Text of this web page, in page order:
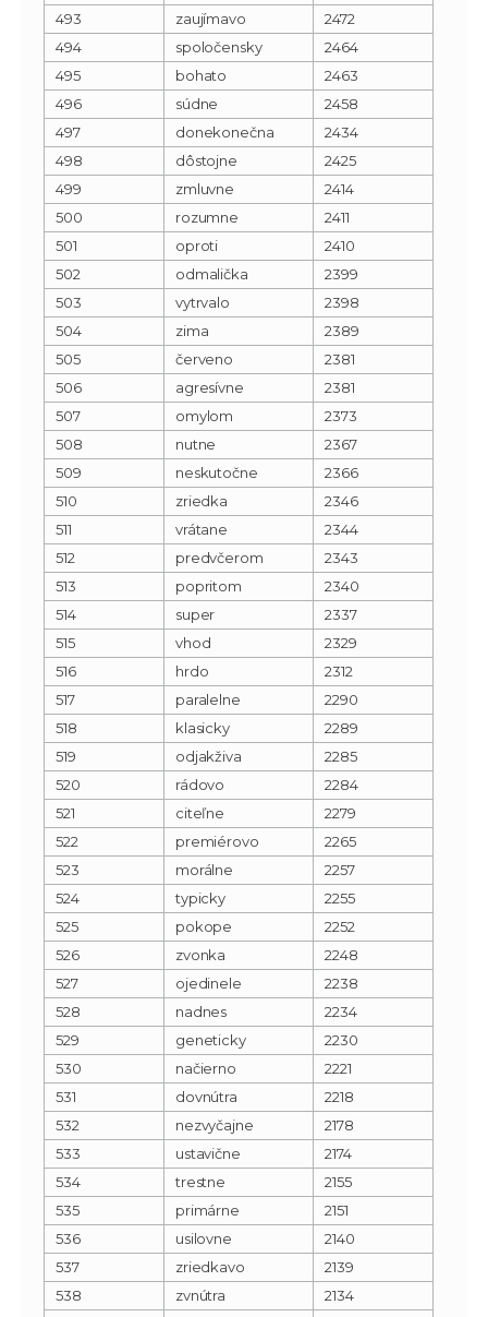
493
zaujímavo
2472
494
spoločensky
2464
495
bohato
2463
496
súdne
2458
497
donekonečna
2434
498
dôstojne
2425
499
zmluvne
2414
500
rozumne
2411
501
oproti
2410
502
odmalička
2399
503
vytrvalo
2398
504
zima
2389
505
červeno
2381
506
agresívne
2381
507
omylom
2373
508
nutne
2367
509
neskutočne
2366
510
zriedka
2346
511
vrátane
2344
512
predvčerom
2343
513
popritom
2340
514
super
2337
515
vhod
2329
516
hrdo
2312
517
paralelne
2290
518
klasicky
2289
519
odjakživa
2285
520
rádovo
2284
521
citeľne
2279
522
premiérovo
2265
523
morálne
2257
524
typicky
2255
525
pokope
2252
526
zvonka
2248
527
ojedinele
2238
528
nadnes
2234
529
geneticky
2230
530
načierno
2221
531
dovnútra
2218
532
nezvyčajne
2178
533
ustavične
2174
534
trestne
2155
535
primárne
2151
536
usilovne
2140
537
zriedkavo
2139
538
zvnútra
2134